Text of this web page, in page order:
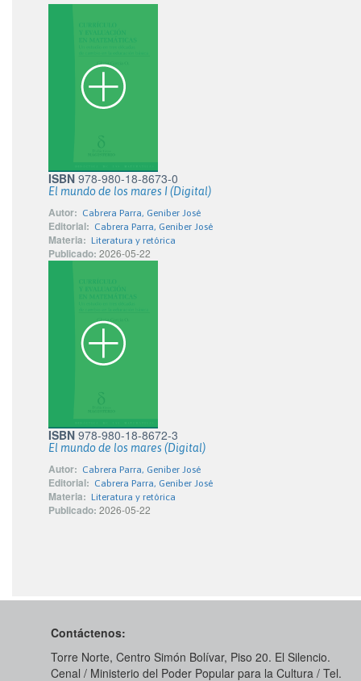
ISBN 978-980-18-8673-0
El mundo de los mares I (Digital)
Autor: Cabrera Parra, Geniber José
Editorial: Cabrera Parra, Geniber José
Materia: Literatura y retórica
Publicado: 2026-05-22
ISBN 978-980-18-8672-3
El mundo de los mares (Digital)
Autor: Cabrera Parra, Geniber José
Editorial: Cabrera Parra, Geniber José
Materia: Literatura y retórica
Publicado: 2026-05-22
Contáctenos:
Torre Norte, Centro Simón Bolívar, Piso 20. El Silencio.
Cenal / Ministerio del Poder Popular para la Cultura / Tel.